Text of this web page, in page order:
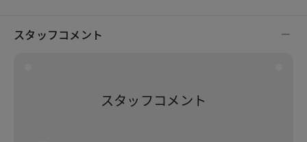
スタッフコメント
スタッフコメント